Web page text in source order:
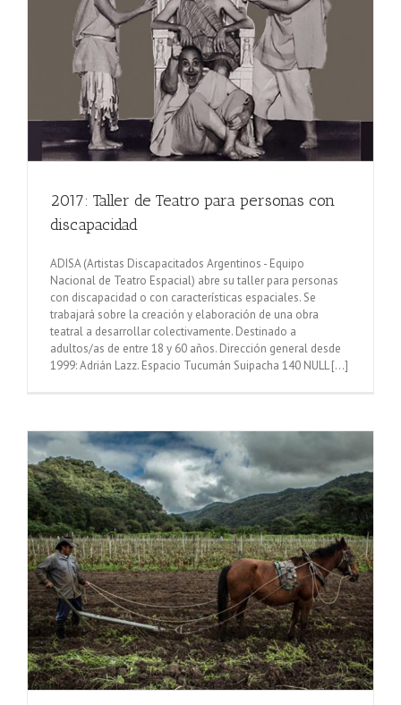
2017: Taller de Teatro para personas con
discapacidad
ADISA (Artistas Discapacitados Argentinos - Equipo
Nacional de Teatro Espacial) abre su taller para personas
con discapacidad o con características espaciales. Se
trabajará sobre la creación y elaboración de una obra
teatral a desarrollar colectivamente. Destinado a
adultos/as de entre 18 y 60 años. Dirección general desde
1999: Adrián Lazz. Espacio Tucumán Suipacha 140 NULL [...]